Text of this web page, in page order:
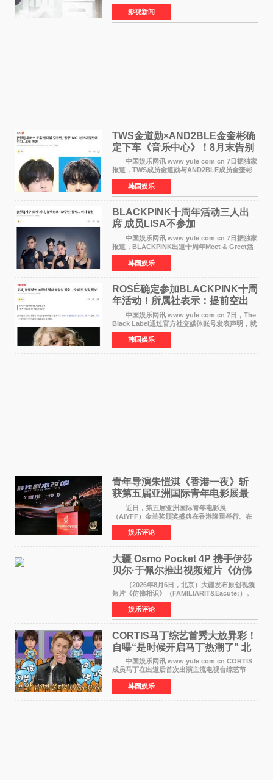
伯特·米切尔执导，好莱坞巨星安妮·海瑟薇和伊万
·麦克格雷格领衔主演的2026暑期惊悚冒险大片
《逃出绝
影视新闻
TWS金道勋×AND2BLE金奎彬确
定下车《音乐中心》！8月末告别
MC席位
中国娱乐网讯 www yule com cn 7日据独家
报道，TWS成员金道勋与AND2BLE成员金奎彬
将于8月离开《音乐中心》MC的位置。 金道
勋与金奎彬于去年3月与H2H A-NA一起被选为
《音乐中心》MC，约1
韩国娱乐
BLACKPINK十周年活动三人出
席 成员LISA不参加
中国娱乐网讯 www yule com cn 7日据独家
报道，BLACKPINK出道十周年Meet & Greet活
动将由智秀、ROS&Eacute;、JENNIE出席，
LISA将缺席。 此前BLACKPINK所属社YG并
未为组合出道十周年做
韩国娱乐
ROSÉ确定参加BLACKPINK十周
年活动！所属社表示：提前空出
了时间
中国娱乐网讯 www yule com cn 7日，The
Black Label通过官方社交媒体账号发表声明，就
近期网络上关于ROS&Eacute;个人行程及是否参
加BLACKPINK出道纪念活动的种种猜测作出正
式回应。 Th
韩国娱乐
青年导演朱愷淇《香港一夜》斩
获第五届亚洲国际青年电影展最
佳剧本改编奖
近日，第五届亚洲国际青年电影展
（AIYFF）金兰奖颁奖盛典在香港隆重举行。在
这场汇聚数百位海内外电影人、文化界人士及媒
体代表的亚洲青年影视盛会上，香港本土电影
《香港一夜》（Dawn in Ho
娱乐评论
大疆 Osmo Pocket 4P 携手伊莎
贝尔·于佩尔推出视频短片《仿佛
相识》
（2026年8月6日，北京）大疆发布原创视频
短片《仿佛相识》（FAMILIARIT&Eacute;）。
视频短片由戛纳国际电影节最佳女演员伊莎贝尔·
于佩尔（Isabelle Huppert）主演，全程使用大
疆首款双主摄口
娱乐评论
CORTIS马丁综艺首秀大放异彩！
自曝“是时候开启马丁热潮了” 北
美巡演火热进行中
中国娱乐网讯 www yule com cn CORTIS
成员马丁在出道后首次出演主流电视台综艺节
目，展现了多才多艺的魅力。 马丁出演了5日
播出的MBC《Radio Star》Fashion与Passion
之间，I&lsquo;m
韩国娱乐